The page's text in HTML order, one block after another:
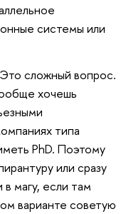
системы или
сложный вопрос.
хочешь
типа
PhD. Поэтому
или сразу
магу, если там
варианте советую